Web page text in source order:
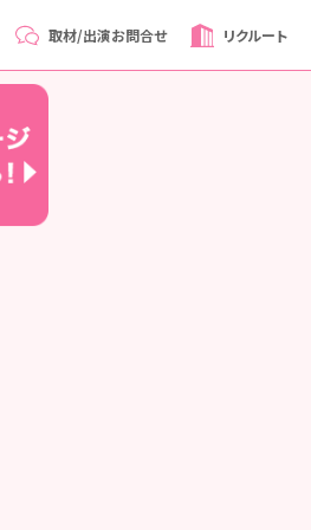
取材/出演お問合せ リクルート